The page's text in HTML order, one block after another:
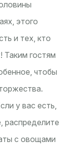
этого
и тех, кто
Таким гостям
чтобы
у вас есть,
распределите
с овощами